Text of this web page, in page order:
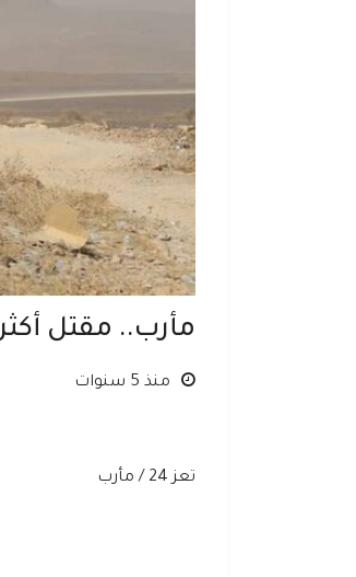
مأرب.. مقتل أكثر من 60 فرداً من أفراد
منذ 5 سنوات
تعز 24 / مأرب